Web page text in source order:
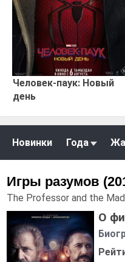
Человек-паук: Новый
день
Новинки Года
Игры разумов
The Professor and the
О